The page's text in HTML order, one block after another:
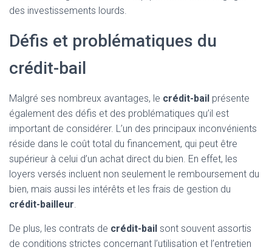
des investissements lourds.
Défis et problématiques du
crédit-bail
Malgré ses nombreux avantages, le crédit-bail présente
également des défis et des problématiques qu’il est
important de considérer. L’un des principaux inconvénients
réside dans le coût total du financement, qui peut être
supérieur à celui d’un achat direct du bien. En effet, les
loyers versés incluent non seulement le remboursement du
bien, mais aussi les intérêts et les frais de gestion du
crédit-bailleur.
De plus, les contrats de crédit-bail sont souvent assortis
de conditions strictes concernant l’utilisation et l’entretien